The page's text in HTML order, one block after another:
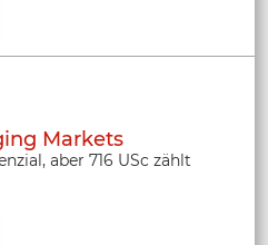
Markets
aber 716 USc zählt